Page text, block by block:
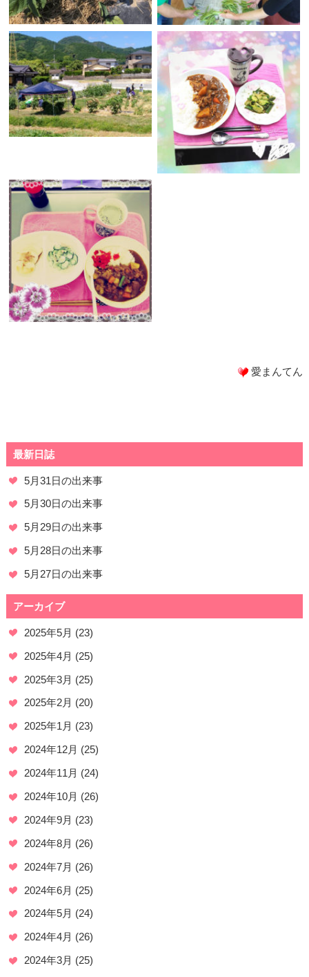
愛まんてん
最新日誌
5月31日の出来事
5月30日の出来事
5月29日の出来事
5月28日の出来事
5月27日の出来事
アーカイブ
2025年5月 (23)
2025年4月 (25)
2025年3月 (25)
2025年2月 (20)
2025年1月 (23)
2024年12月 (25)
2024年11月 (24)
2024年10月 (26)
2024年9月 (23)
2024年8月 (26)
2024年7月 (26)
2024年6月 (25)
2024年5月 (24)
2024年4月 (26)
2024年3月 (25)